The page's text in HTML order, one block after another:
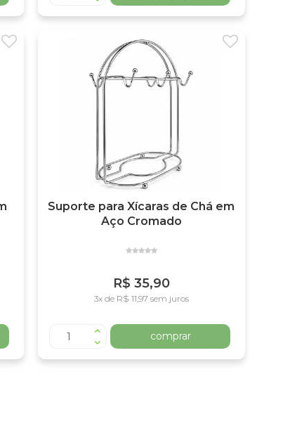
Suporte para Xícaras de Chá em
Aço Cromado
R$ 35,90
3x de R$ 11,97 sem juros
comprar